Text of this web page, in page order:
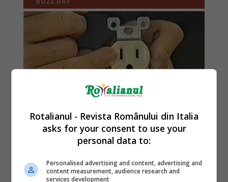
Rotalianul - Revista Românului din Italia
asks for your consent to use your
personal data to:
Personalised advertising and content, advertising and
content measurement, audience research and
services development